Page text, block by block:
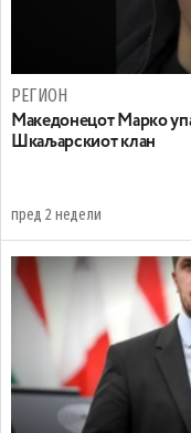
РЕГИОН
Maкедонецот Марко
Шкаљарскиот клан
пред 2 недели